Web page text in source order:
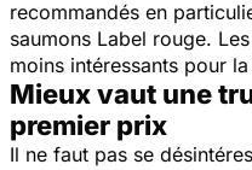
recommandés en
saumons Label rouge.
moins intéressants pour
Mieux vaut une
premier prix
Il ne faut pas se